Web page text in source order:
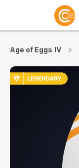
Age of Eggs IV